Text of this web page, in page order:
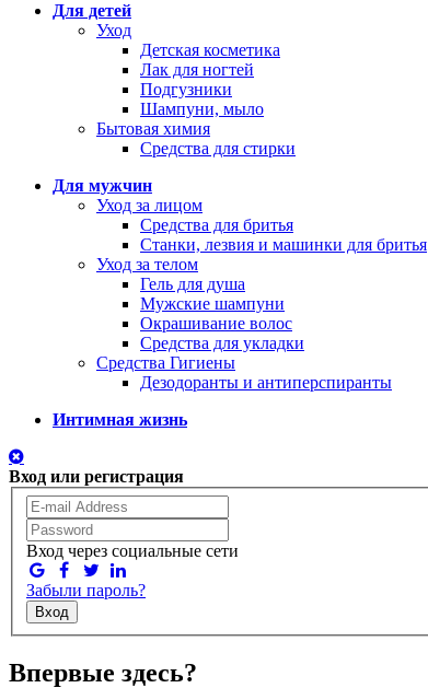
Для детей
Уход
Детская косметика
Лак для ногтей
Подгузники
Шампуни, мыло
Бытовая химия
Средства для стирки
Для мужчин
Уход за лицом
Средства для бритья
Станки, лезвия и машинки для бритья
Уход за телом
Гель для душа
Мужские шампуни
Окрашивание волос
Средства для укладки
Средства Гигиены
Дезодоранты и антиперспиранты
Интимная жизнь
Вход или регистрация
Вход через социальные сети
Забыли пароль?
Вход
Впервые здесь?